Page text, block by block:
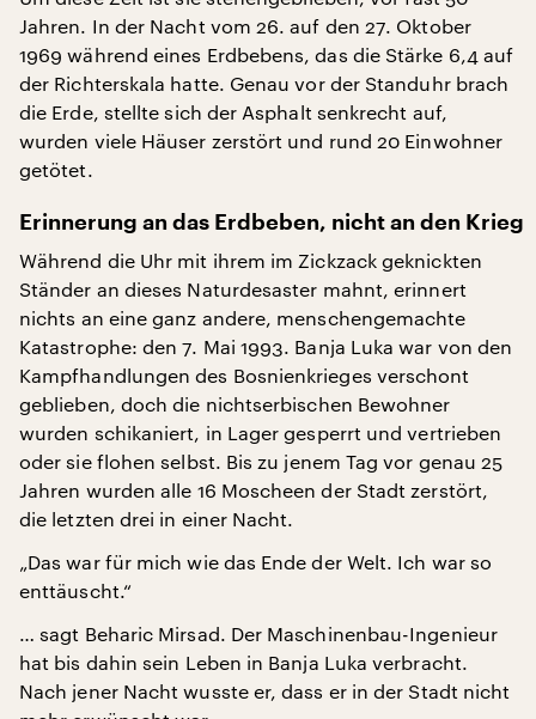
Jahren. In der Nacht vom 26. auf den 27. Oktober
1969 während eines Erdbebens, das die Stärke 6,4 auf
der Richterskala hatte. Genau vor der Standuhr brach
die Erde, stellte sich der Asphalt senkrecht auf,
wurden viele Häuser zerstört und rund 20 Einwohner
getötet.
Erinnerung an das Erdbeben, nicht an den Krieg
Während die Uhr mit ihrem im Zickzack geknickten
Ständer an dieses Naturdesaster mahnt, erinnert
nichts an eine ganz andere, menschengemachte
Katastrophe: den 7. Mai 1993. Banja Luka war von den
Kampfhandlungen des Bosnienkrieges verschont
geblieben, doch die nichtserbischen Bewohner
wurden schikaniert, in Lager gesperrt und vertrieben
oder sie flohen selbst. Bis zu jenem Tag vor genau 25
Jahren wurden alle 16 Moscheen der Stadt zerstört,
die letzten drei in einer Nacht.
„Das war für mich wie das Ende der Welt. Ich war so
enttäuscht.“
… sagt Beharic Mirsad. Der Maschinenbau-Ingenieur
hat bis dahin sein Leben in Banja Luka verbracht.
Nach jener Nacht wusste er, dass er in der Stadt nicht